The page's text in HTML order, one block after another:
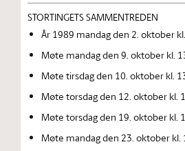
STORTINGETS SAMMENTREDEN
År 1989 mandag den 2. oktober
Møte mandag den 9. oktober kl.
Møte tirsdag den 10. oktober kl.
Møte torsdag den 12. oktober kl.
Møte torsdag den 19. oktober kl.
Møte mandag den 23. oktober kl.